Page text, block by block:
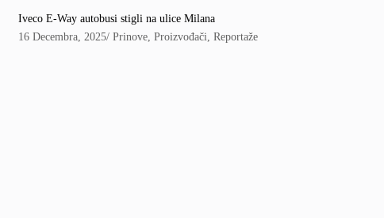
Iveco E-Way autobusi stigli na ulice Milana
16 Decembra, 2025/Prinove,Proizvođači,Reportaže